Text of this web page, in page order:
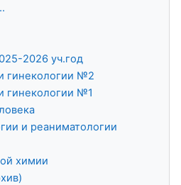
2026 уч.год
гинекологии №2
гинекологии №1
и реаниматологии
химии